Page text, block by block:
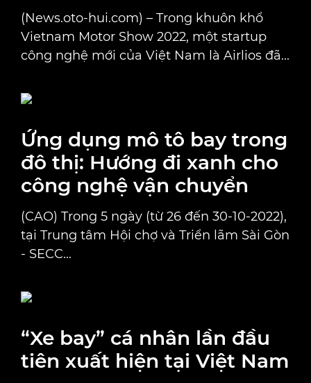
(News.oto-hui.com) – Trong khuôn khổ
Vietnam Motor Show 2022, một startup
công nghệ mới của Việt Nam là Airlios đã...
Ứng dụng mô tô bay trong
đô thị: Hướng đi xanh cho
công nghệ vận chuyển
(CAO) Trong 5 ngày (từ 26 đến 30-10-2022),
tại Trung tâm Hội chợ và Triển lãm Sài Gòn
- SECC...
“Xe bay” cá nhân lần đầu
tiên xuất hiện tại Việt Nam